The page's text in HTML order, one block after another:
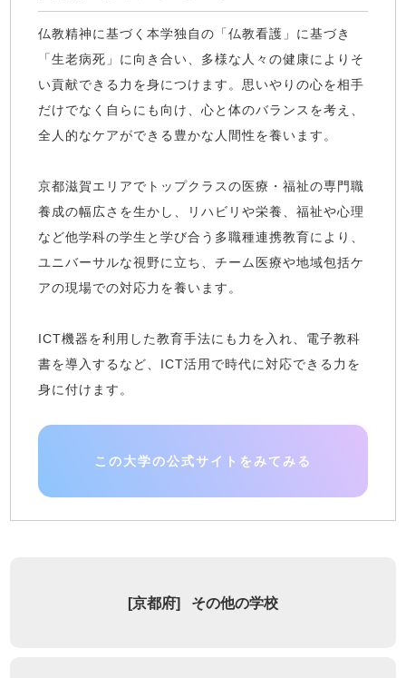
仏教精神に基づく本学独自の「仏教看護」に基づき
「生老病死」に向き合い、多様な人々の健康によりそ
い貢献できる力を身につけます。思いやりの心を相手
だけでなく自らにも向け、心と体のバランスを考え、
全人的なケアができる豊かな人間性を養います。
京都滋賀エリアでトップクラスの医療・福祉の専門職
養成の幅広さを生かし、リハビリや栄養、福祉や心理
など他学科の学生と学び合う多職種連携教育により、
ユニバーサルな視野に立ち、チーム医療や地域包括ケ
アの現場での対応力を養います。
ICT機器を利用した教育手法にも力を入れ、電子教科
書を導入するなど、ICT活用で時代に対応できる力を
身に付けます。
この大学の公式サイトをみてみる
[京都府] その他の学校